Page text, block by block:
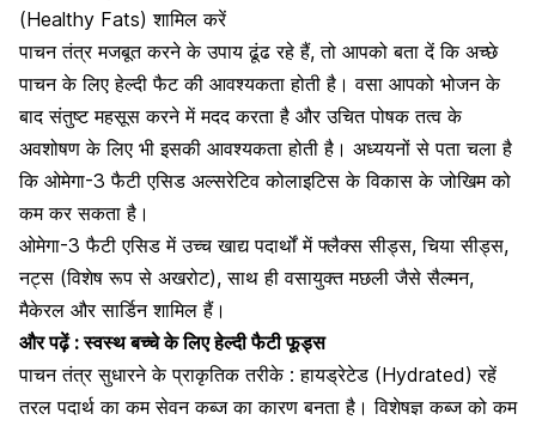
(Healthy Fats) शामिल करें
पाचन तंत्र मजबूत करने के उपाय ढूंढ रहे हैं, तो आपको बता दें कि अच्छे
पाचन के लिए हेल्दी फैट की आवश्यकता होती है। वसा आपको भोजन के
बाद संतुष्ट महसूस करने में मदद करता है और उचित पोषक तत्व के
अवशोषण के लिए भी इसकी आवश्यकता होती है। अध्ययनों से पता चला है
कि ओमेगा-3 फैटी एसिड अल्सरेटिव कोलाइटिस के विकास के जोखिम को
कम कर सकता है।
ओमेगा-3 फैटी एसिड में उच्च खाद्य पदार्थों में फ्लैक्स सीड्स, चिया सीड्स,
नट्स (विशेष रूप से अखरोट), साथ ही वसायुक्त मछली जैसे सैल्मन,
मैकेरल और सार्डिन शामिल हैं।
और पढ़ें :स्वस्थ बच्चे के लिए हेल्दी फैटी फूड्स
पाचन तंत्र सुधारने के प्राकृतिक तरीके : हायड्रेटेड (Hydrated) रहें
तरल पदार्थ का कम सेवन कब्ज का कारण बनता है। विशेषज्ञकब्ज को कम